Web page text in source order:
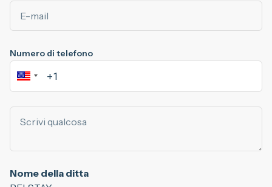
Numero di telefono
Nome della ditta